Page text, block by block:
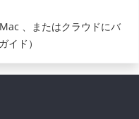
、またはクラウドにバ
イド）